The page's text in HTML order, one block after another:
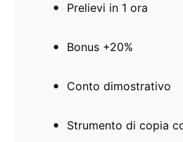
Prelievi in ​​1 ora
Bonus +20%
Conto dimostrativo
Strumento di copia